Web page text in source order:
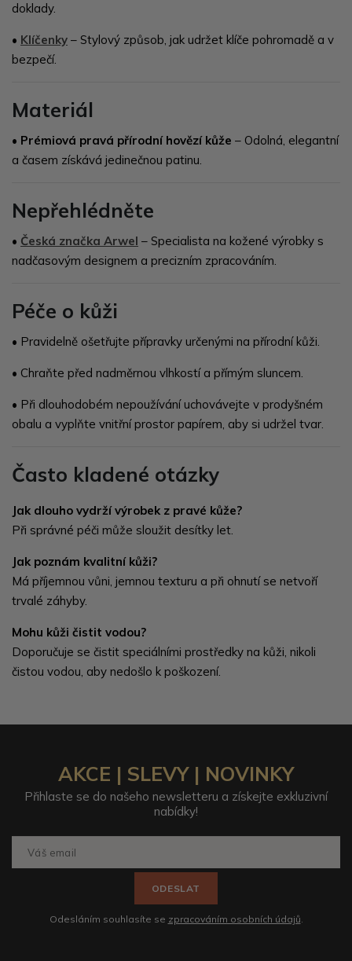
doklady.
• Klíčenky – Stylový způsob, jak udržet klíče pohromadě a v
bezpečí.
Materiál
• Prémiová pravá přírodní hovězí kůže – Odolná, elegantní
a časem získává jedinečnou patinu.
Nepřehlédněte
• Česká značka Arwel – Specialista na kožené výrobky s
nadčasovým designem a precizním zpracováním.
Péče o kůži
• Pravidelně ošetřujte přípravky určenými na přírodní kůži.
• Chraňte před nadměrnou vlhkostí a přímým sluncem.
• Při dlouhodobém nepoužívání uchovávejte v prodyšném
obalu a vyplňte vnitřní prostor papírem, aby si udržel tvar.
Často kladené otázky
Jak dlouho vydrží výrobek z pravé kůže?
Při správné péči může sloužit desítky let.
Jak poznám kvalitní kůži?
Má příjemnou vůni, jemnou texturu a při ohnutí se netvoří
trvalé záhyby.
Mohu kůži čistit vodou?
Doporučuje se čistit speciálními prostředky na kůži, nikoli
čistou vodou, aby nedošlo k poškození.
AKCE | SLEVY | NOVINKY
Přihlaste se do našeho newsletteru a získejte exkluzivní
nabídky!
ODESLAT
Odesláním souhlasíte se zpracováním osobních údajů.